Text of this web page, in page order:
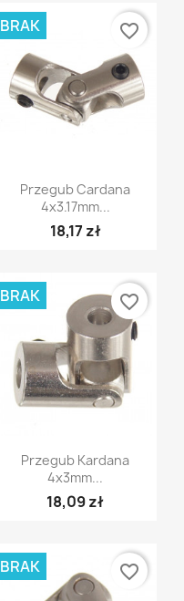
Szybki podgląd
Przegub Cardana
4x3.17mm...
18,17 zł
BRAK favorite_border
Szybki podgląd
Przegub Kardana
4x3mm...
18,09 zł
BRAK favorite_border
BRAK favorite_border